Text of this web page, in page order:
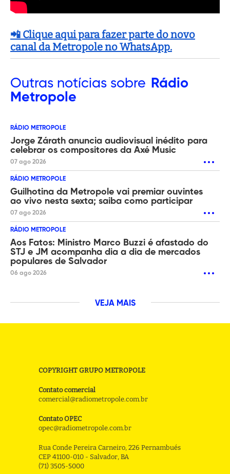
📲 Clique aqui para fazer parte do novo
canal da Metropole no WhatsApp.
Outras notícias sobre Rádio
Metropole
RÁDIO METROPOLE
Jorge Zárath anuncia audiovisual inédito para
celebrar os compositores da Axé Music
07 ago 2026
RÁDIO METROPOLE
Guilhotina da Metropole vai premiar ouvintes
ao vivo nesta sexta; saiba como participar
07 ago 2026
RÁDIO METROPOLE
Aos Fatos: Ministro Marco Buzzi é afastado do
STJ e JM acompanha dia a dia de mercados
populares de Salvador
06 ago 2026
VEJA MAIS
COPYRIGHT GRUPO METROPOLE
Contato comercial
comercial@radiometropole.com.br
Contato OPEC
opec@radiometropole.com.br
Rua Conde Pereira Carneiro, 226 Pernambués
CEP 41100-010 - Salvador, BA
(71) 3505-5000